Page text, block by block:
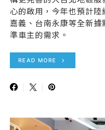
心的啟用，今年也預計陸
嘉義、台南永康等全新
準車主的需求。
READ MORE